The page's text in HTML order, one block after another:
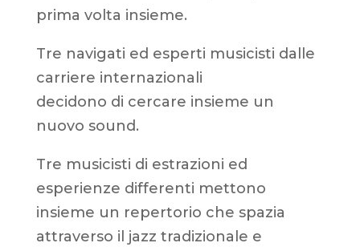
prima volta insieme.
Tre navigati ed esperti musicisti dalle
carriere internazionali
decidono di cercare insieme un
nuovo sound.
Tre musicisti di estrazioni ed
esperienze differenti mettono
insieme un repertorio che spazia
attraverso il jazz tradizionale e